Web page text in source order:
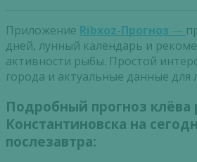
Приложение Ribxoz-Прогноз —
дней, лунный календарь и
активности рыбы. Простой
города и актуальные данные для
Подробный прогноз
Константиновска на
послезавтра: